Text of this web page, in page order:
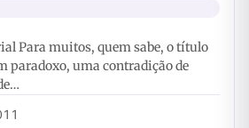
Para muitos, quem sabe, o título
paradoxo, uma contradição de